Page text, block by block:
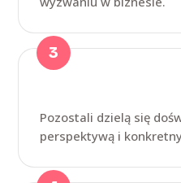
Pozostali dzielą się
perspektywą i